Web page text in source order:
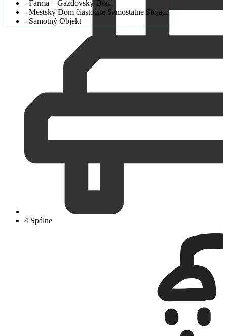
- Farma – Gazdovský Dom
- Mestský Dom čiastočne Samostatne Stojaci
- Samotný Objekt
4 Spálne